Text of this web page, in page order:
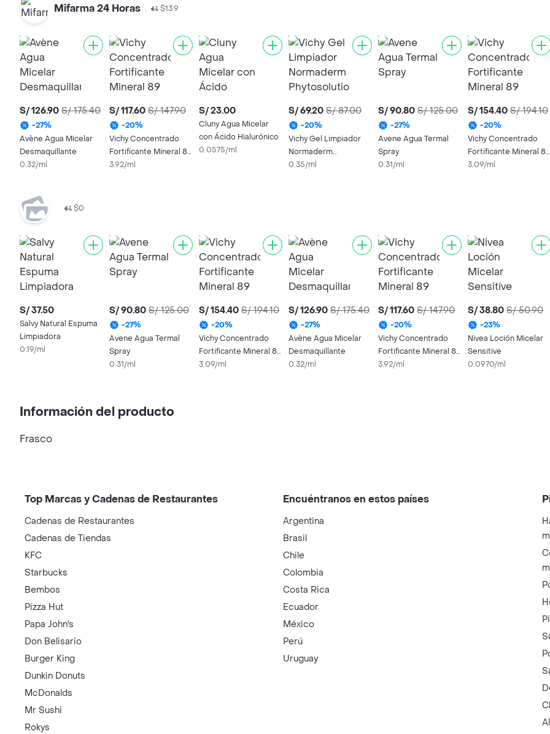
Mifarma 24 Horas $13.9
S/ 126.90 S/ 175.40
-27%
Avène Agua Micelar
Desmaquillante
0.32/ml
S/ 117.60 S/ 147.90
-20%
Vichy Concentrado
Fortificante Mineral 89
Para Rostro
3.92/ml
S/ 23.00
Cluny Agua Micelar
con Ácido Hialurónico
0.0575/ml
S/ 69.20 S/ 87.00
-20%
Vichy Gel Limpiador
Normaderm
Phytosolution
0.35/ml
S/ 90.80 S/ 125.00
-27%
Avene Agua Termal
Spray
0.31/ml
S/ 154.40 S/ 194.10
-20%
Vichy Concentrado
Fortificante Mineral 89
para Rostro
3.09/ml
$0
S/ 37.50
Salvy Natural Espuma
Limpiadora
0.19/ml
S/ 90.80 S/ 125.00
-27%
Avene Agua Termal
Spray
0.31/ml
S/ 154.40 S/ 194.10
-20%
Vichy Concentrado
Fortificante Mineral 89
para Rostro
3.09/ml
S/ 126.90 S/ 175.40
-27%
Avène Agua Micelar
Desmaquillante
0.32/ml
S/ 117.60 S/ 147.90
-20%
Vichy Concentrado
Fortificante Mineral 89
Para Rostro
3.92/ml
S/ 38.80 S/ 50.90
-23%
Nivea Loción Micelar
Sensitive
0.0970/ml
Información del producto
Frasco
Top Marcas y Cadenas de Restaurantes
Cadenas de Restaurantes
Cadenas de Tiendas
KFC
Starbucks
Bembos
Pizza Hut
Papa John's
Don Belisario
Burger King
Dunkin Donuts
McDonalds
Mr Sushi
Rokys
Encuéntranos en estos países
Argentina
Brasil
Chile
Colombia
Costa Rica
Ecuador
México
Perú
Uruguay